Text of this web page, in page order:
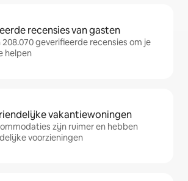
recensies van gasten
208.070 geverifieerde recensies om je
helpen
vakantiewoningen
zijn ruimer en hebben
voorzieningen